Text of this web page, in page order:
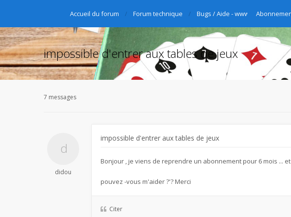
Accueil du forum Forum technique Bugs / Aide - www.chibre.ch et
impossible d'entrer aux tables de jeux
7 messages
didou
impossible d'entrer aux tables de jeux
Bonjour , je viens de reprendre un abonnement pour 6 mois ...
pouvez -vous m'aider ?'? Merci
Citer